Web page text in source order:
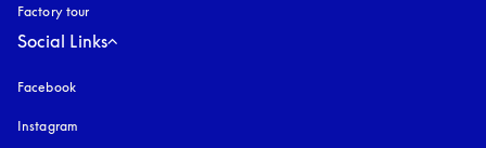
Factory tour
Social Links
Facebook
Instagram